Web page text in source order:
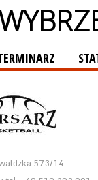
573/14